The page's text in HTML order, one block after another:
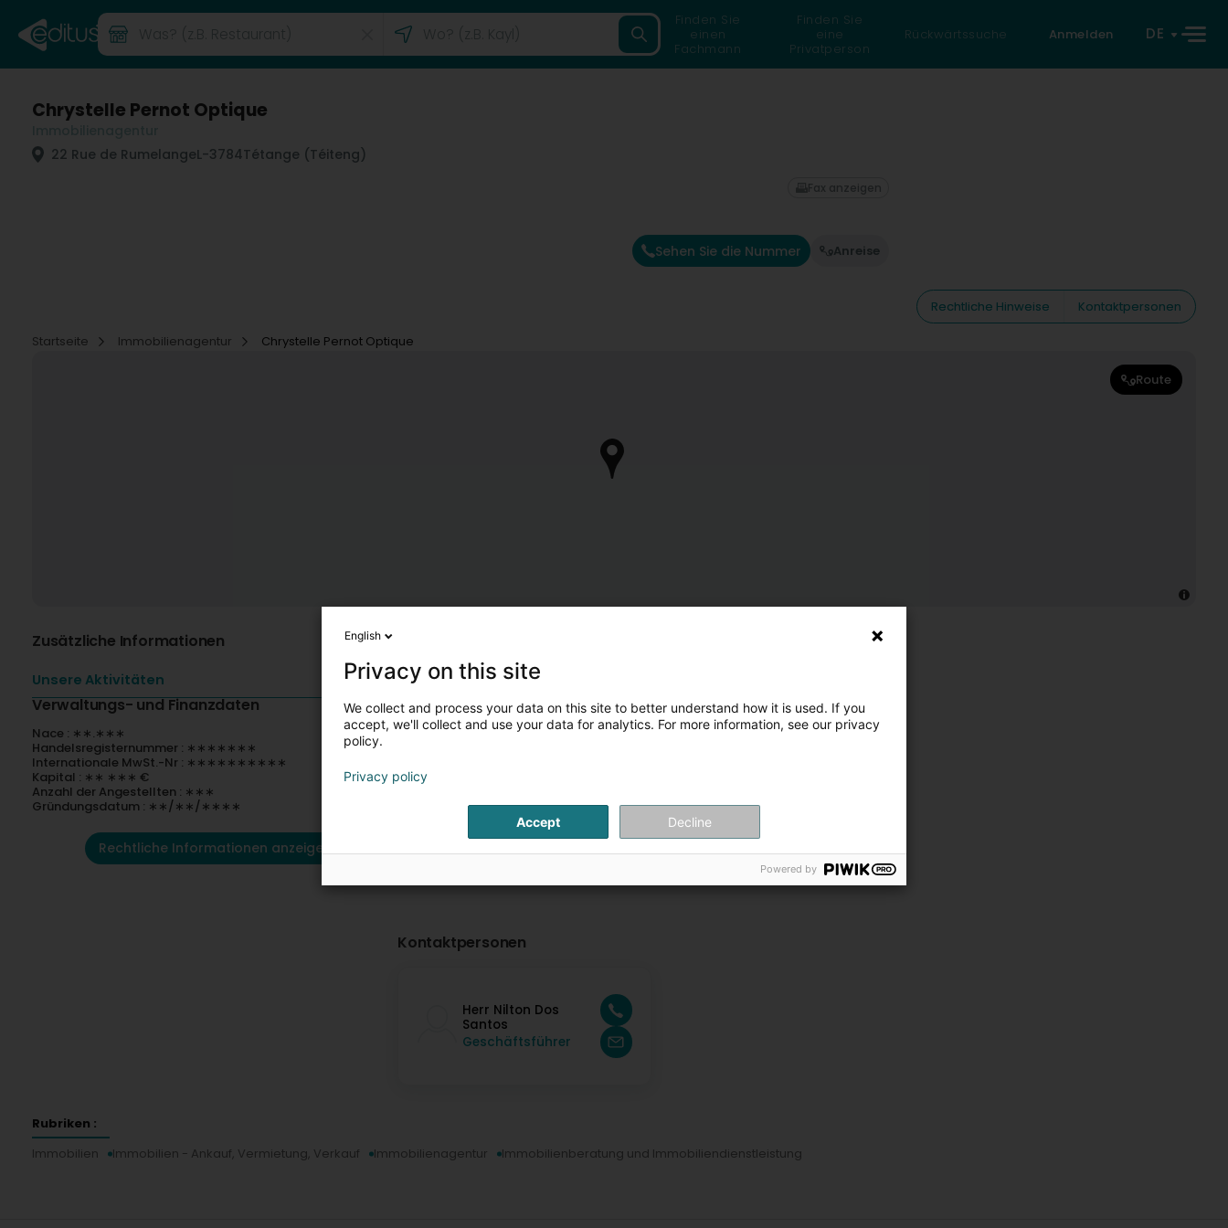
Finden Sie
einen
Fachmann
Finden Sie
eine
Privatperson
Rückwärtssuche Anmelden DE
Chrystelle Pernot Optique
22 Rue de RumelangeL-3784Tétange (Téiteng)
Sehen Sie die Nummer Anreise
Fax anzeigen
Rechtliche Hinweise
Kontaktpersonen
Startseite
Immobilienagentur Chrystelle Pernot Optique
Route
Zusätzliche Informationen
Unsere Aktivitäten
Verwaltungs- und Finanzdaten
Nace : ∗∗.∗∗∗
Handelsregisternummer : ∗∗∗∗∗∗∗
Internationale MwSt.-Nr : ∗∗∗∗∗∗∗∗∗∗
Kapital : ∗∗ ∗∗∗ €
Anzahl der Angestellten : ∗∗∗
Gründungsdatum : ∗∗/∗∗/∗∗∗∗
Rechtliche Informationen anzeigen
Kontaktpersonen
Herr Nilton Dos
Santos
Geschäftsführer
Rubriken :
Immobilien
Immobilien - Ankauf, Vermietung, Verkauf Immobilienagentur Immobilienberatung und Immobiliendienstleistung
English
Privacy on this site
We collect and process your data on this site to better understand how it is used. If you
accept, we'll collect and use your data for analytics. For more information, see our privacy
policy.
Privacy policy
Accept Decline
Powered by